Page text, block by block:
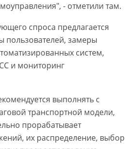
- отметили там.
спроса предлагается
пользователей, замеры
систем,
и мониторинг
выполнять с
транспортной модели,
прорабатывает
их распределение, выбор